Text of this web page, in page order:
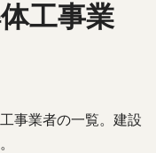
工事業
事業者の一覧。建設